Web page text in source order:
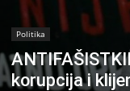
Politika
korupcija i